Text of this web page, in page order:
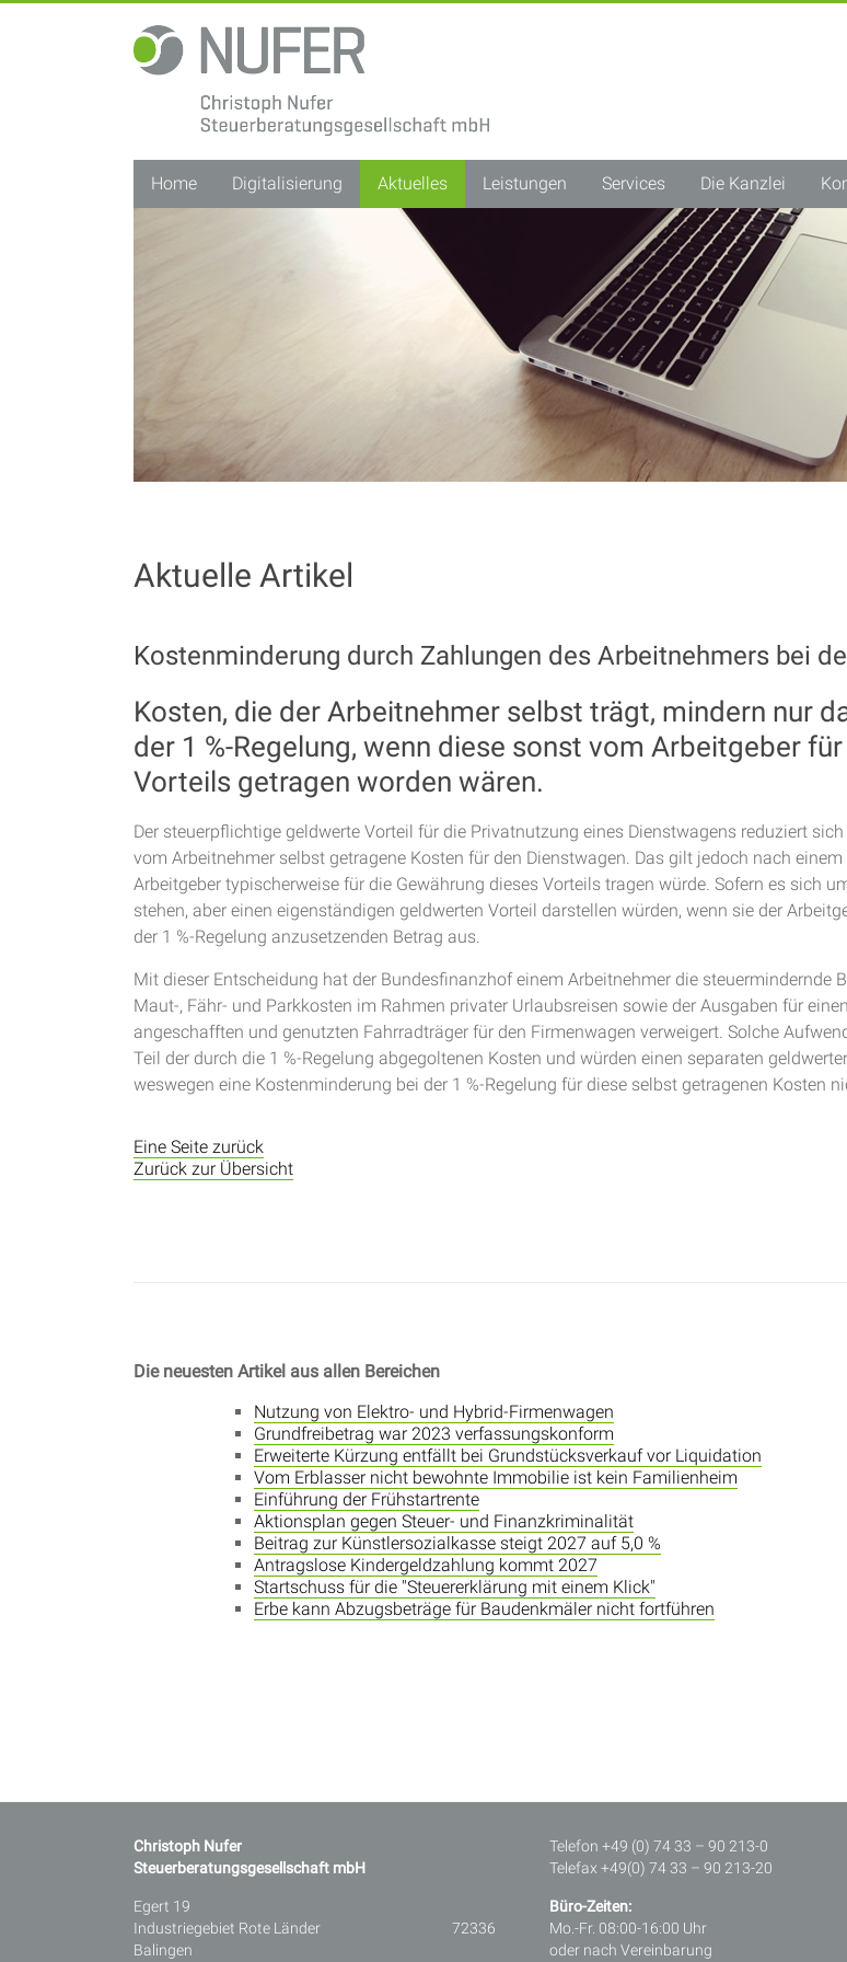
Christoph
Nufer
Steuerberatungsgesellschaft
mbH
Home
Digitalisierung Aktuelles Leistungen Services Die Kanzlei
Aktuelle Artikel
Kostenminderung durch Zahlungen des Arbeitnehmers bei
Kosten, die der Arbeitnehmer selbst trägt, mindern nur
der 1 %-Regelung, wenn diese sonst vom Arbeitgeber
Vorteils getragen worden wären.
Der steuerpflichtige geldwerte Vorteil für die Privatnutzung eines Dienstwagens reduziert
vom Arbeitnehmer selbst getragene Kosten für den Dienstwagen. Das gilt jedoch nach
Arbeitgeber typischerweise für die Gewährung dieses Vorteils tragen würde. Sofern es sich
stehen, aber einen eigenständigen geldwerten Vorteil darstellen würden, wenn sie der
der 1 %-Regelung anzusetzenden Betrag aus.
Mit dieser Entscheidung hat der Bundesfinanzhof einem Arbeitnehmer die steuermindernde
Maut-, Fähr- und Parkkosten im Rahmen privater Urlaubsreisen sowie der Ausgaben für
angeschafften und genutzten Fahrradträger für den Firmenwagen verweigert. Solche
Teil der durch die 1 %-Regelung abgegoltenen Kosten und würden einen separaten
weswegen eine Kostenminderung bei der 1 %-Regelung für diese selbst getragenen Kosten
Eine Seite zurück
Zurück zur Übersicht
Die neuesten Artikel aus allen Bereichen
Nutzung von Elektro- und Hybrid-Firmenwagen
Grundfreibetrag war 2023 verfassungskonform
Erweiterte Kürzung entfällt bei Grundstücksverkauf vor Liquidation
Vom Erblasser nicht bewohnte Immobilie ist kein Familienheim
Einführung der Frühstartrente
Aktionsplan gegen Steuer- und Finanzkriminalität
Beitrag zur Künstlersozialkasse steigt 2027 auf 5,0 %
Antragslose Kindergeldzahlung kommt 2027
Startschuss für die "Steuererklärung mit einem Klick"
Erbe kann Abzugsbeträge für Baudenkmäler nicht fortführen
Christoph Nufer
Steuerberatungsgesellschaft mbH
Egert 19
Industriegebiet Rote Länder 72336
Balingen
Telefon +49 (0) 74 33 – 90 213-0
Telefax +49(0) 74 33 – 90 213-20
Büro-Zeiten:
Mo.-Fr. 08:00-16:00 Uhr
oder nach Vereinbarung